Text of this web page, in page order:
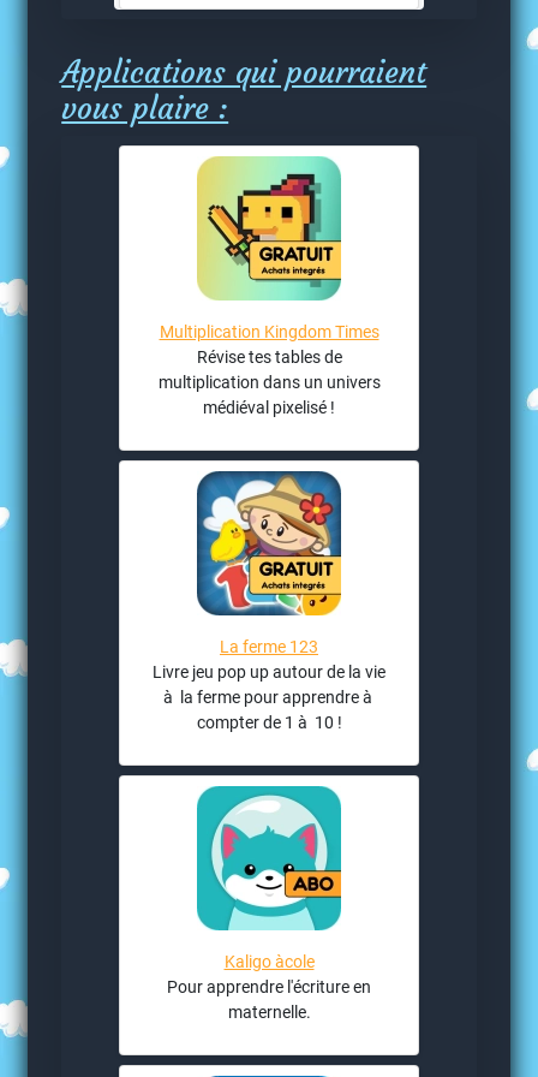
Applications qui pourraient
vous plaire :
Multiplication Kingdom Times
Révise tes tables de
multiplication dans un univers
médiéval pixelisé !
La ferme 123
Livre jeu pop up autour de la vie
à la ferme pour apprendre à
compter de 1 à 10 !
Kaligo àcole
Pour apprendre l'écriture en
maternelle.